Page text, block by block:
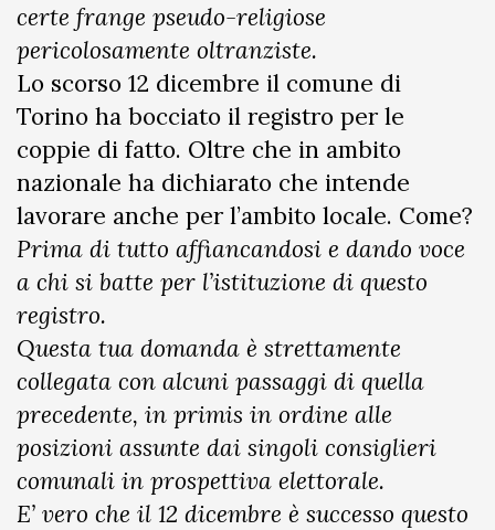
certe frange pseudo-religiose
pericolosamente oltranziste.
Lo scorso 12 dicembre il comune di
Torino ha bocciato il registro per le
coppie di fatto. Oltre che in ambito
nazionale ha dichiarato che intende
lavorare anche per l’ambito locale. Come?
Prima di tutto affiancandosi e dando voce
a chi si batte per l’istituzione di questo
registro.
Questa tua domanda è strettamente
collegata con alcuni passaggi di quella
precedente, in primis in ordine alle
posizioni assunte dai singoli consiglieri
comunali in prospettiva elettorale.
E’ vero che il 12 dicembre è successo questo